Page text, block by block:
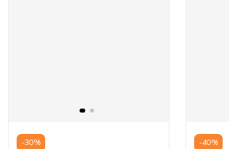
-30% -40%